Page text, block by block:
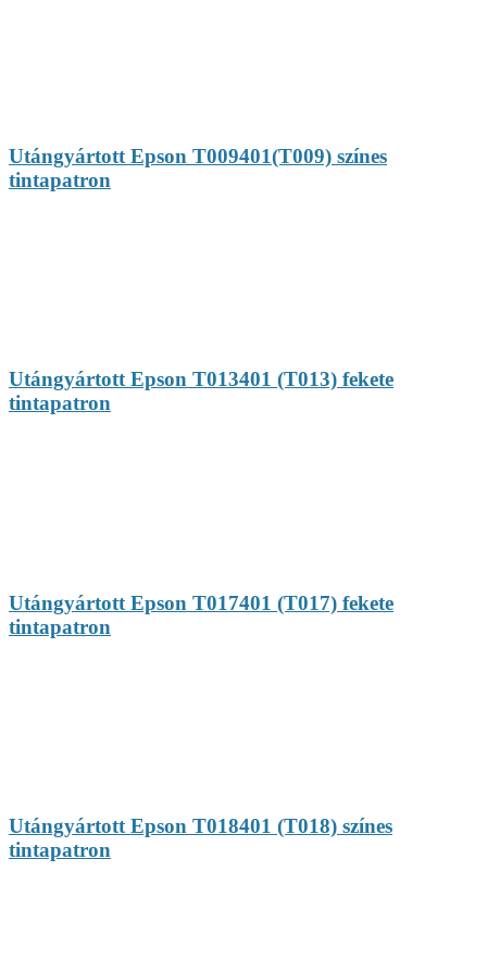
Utángyártott Epson T009401(T009) színes
tintapatron
Utángyártott Epson T013401 (T013) fekete
tintapatron
Utángyártott Epson T017401 (T017) fekete
tintapatron
Utángyártott Epson T018401 (T018) színes
tintapatron